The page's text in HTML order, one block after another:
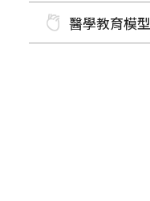
醫學教育模型